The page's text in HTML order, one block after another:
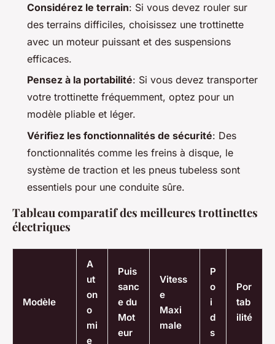
Considérez le terrain: Si vous devez rouler sur
des terrains difficiles, choisissez une trottinette
avec un moteur puissant et des suspensions
efficaces.
Pensez à la portabilité: Si vous devez transporter
votre trottinette fréquemment, optez pour un
modèle pliable et léger.
Vérifiez les fonctionnalités de sécurité: Des
fonctionnalités comme les freins à disque, le
système de traction et les pneus tubeless sont
essentiels pour une conduite sûre.
Tableau comparatif des meilleures trottinettes
électriques
Modèle
A
ut
on
o
mi
e
Puis
sanc
e du
Mot
eur
Vitess
e
Maxi
male
P
o
i
d
s
Por
tab
ilité